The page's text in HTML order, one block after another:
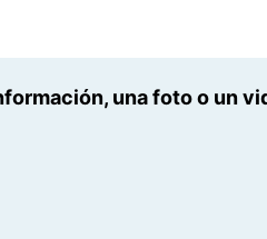
una foto o un